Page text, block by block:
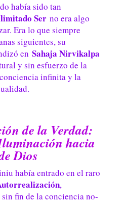
había sido tan
Serno era algo
Era lo que siempre
siguientes, su
en Sahaja Nirvikalpa
y sin esfuerzo de la
infinita y la
de la Verdad:
hacia
Dios
había entrado en el raro
,
sin fin de la conciencia no-